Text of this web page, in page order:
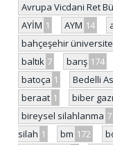
Avrupa Vicdani Ret
AYİM 1 AYM 14
bahçeşehir
baltık 7 barış 174
batoça 1 Bedelli
beraat 1 biber gazı
bireysel silahlanma
silah 1 bm 172